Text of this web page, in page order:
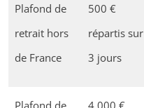
Plafond de
retrait hors
de France
500 €
répartis sur
3 jours